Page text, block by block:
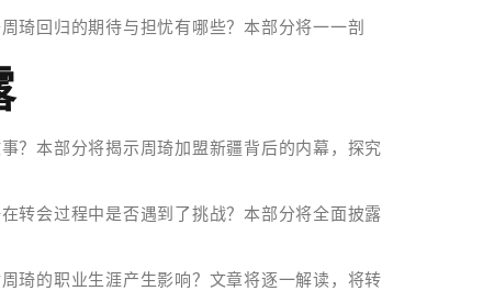
琦回归的期待与担忧有哪些？本部分将一一剖
？本部分将揭示周琦加盟新疆背后的内幕，探究
转会过程中是否遇到了挑战？本部分将全面披露
琦的职业生涯产生影响？文章将逐一解读，将转